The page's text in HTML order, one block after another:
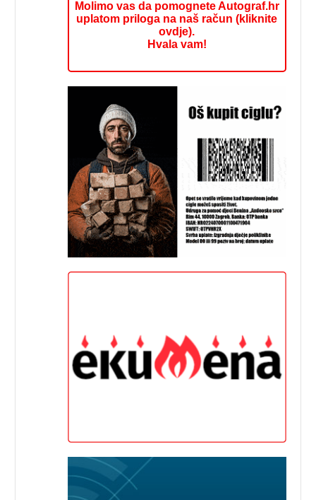
Molimo vas da pomognete Autograf.hr
uplatom priloga na naš račun (kliknite
ovdje).
Hvala vam!